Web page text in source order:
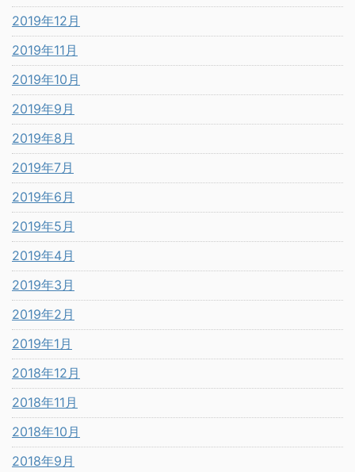
2019年12月
2019年11月
2019年10月
2019年9月
2019年8月
2019年7月
2019年6月
2019年5月
2019年4月
2019年3月
2019年2月
2019年1月
2018年12月
2018年11月
2018年10月
2018年9月